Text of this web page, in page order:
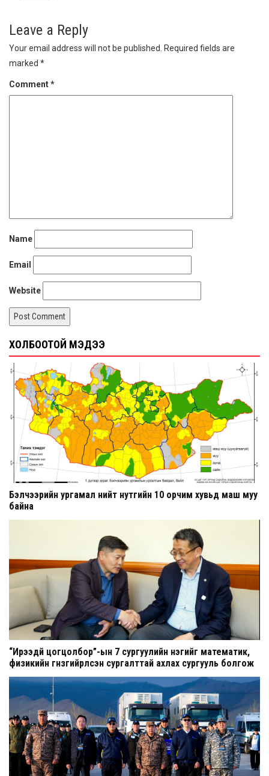
Leave a Reply
Your email address will not be published.
Required fields are
marked *
Comment*
Name
Email
Website
ХОЛБООТОЙ МЭДЭЭ
Бэлчээрийн ургамал нийт нутгийн 10 орчим хувьд маш муу
байна
“Ирээдүй цогцолбор”-ын 7 сургуулийн нэгийг математик,
физикийн гүнзгийрүүлсэн сургалттай ахлах сургууль болгож
шинэчилнэ